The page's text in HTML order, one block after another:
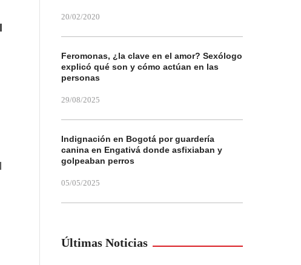
20/02/2020
Feromonas, ¿la clave en el amor? Sexólogo
explicó qué son y cómo actúan en las
personas
29/08/2025
Indignación en Bogotá por guardería
canina en Engativá donde asfixiaban y
golpeaban perros
05/05/2025
Últimas Noticias